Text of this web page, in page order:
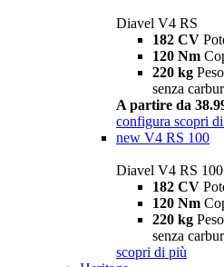
Diavel V4 RS
182 CV
120 Nm
220 kg
senza
A partire da
configura scopri
new V4 RS 100
Diavel V4 RS 100
182 CV
120 Nm
220 kg
senza
scopri di più